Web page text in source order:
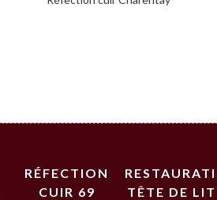
RÉFECTION
CUIR 69
TÊTE DE